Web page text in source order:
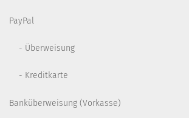
PayPal
- Überweisung
- Kreditkarte
Banküberweisung (Vorkasse)